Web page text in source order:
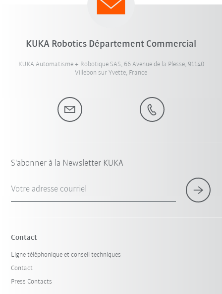
KUKA Robotics Département Commercial
KUKA Automatisme + Robotique SAS, 66 Avenue de la Plesse, 91140
Villebon sur Yvette, France
S'abonner à la Newsletter KUKA
Votre adresse courriel
Contact
Ligne téléphonique et conseil techniques
Contact
Press Contacts